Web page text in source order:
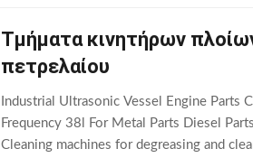
Τμήματα κινητήρων
πετρελαίου
Industrial Ultrasonic Vessel Engine Parts
Frequency 38l For Metal Parts Diesel
Cleaning machines for degreasing and